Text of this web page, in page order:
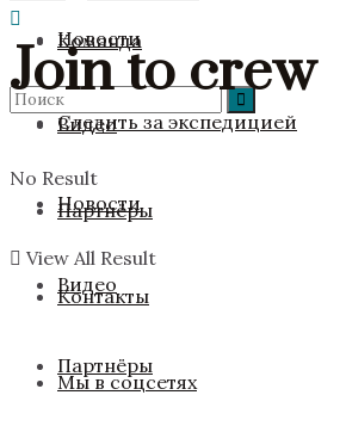
Новости
Видео
Партнёры
Контакты
Мы в соцсетях
Команда
Следить за экспедицией
Новости
Видео
Партнёры
No Result
View All Result
Join to crew